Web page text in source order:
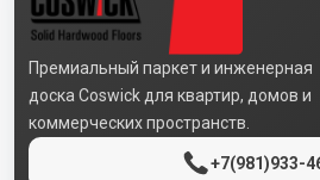
Премиальный паркет и инженерная
доска Coswick для квартир, домов и
коммерческих пространств.
+7(981)933-